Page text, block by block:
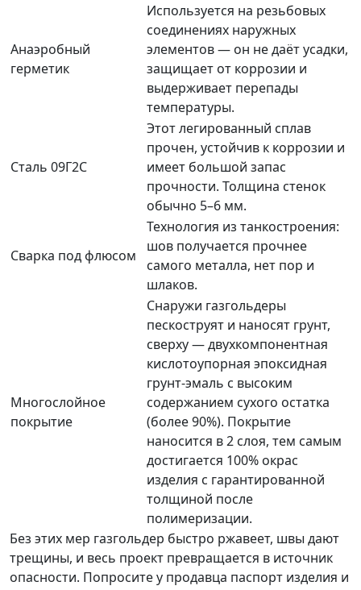
Анаэробный
герметик
Используется на резьбовых
соединениях наружных
элементов — он не даёт усадки,
защищает от коррозии и
выдерживает перепады
температуры.
Сталь 09Г2С
Этот легированный сплав
прочен, устойчив к коррозии и
имеет большой запас
прочности. Толщина стенок
обычно 5–6 мм.
Сварка под флюсом
Технология из танкостроения:
шов получается прочнее
самого металла, нет пор и
шлаков.
Многослойное
покрытие
Снаружи газгольдеры
пескоструят и наносят грунт,
сверху — двухкомпонентная
кислотоупорная эпоксидная
грунт-эмаль с высоким
содержанием сухого остатка
(более 90%). Покрытие
наносится в 2 слоя, тем самым
достигается 100% окрас
изделия с гарантированной
толщиной после
полимеризации.
Без этих мер газгольдер быстро ржавеет, швы дают
трещины, и весь проект превращается в источник
опасности. Попросите у продавца паспорт изделия и